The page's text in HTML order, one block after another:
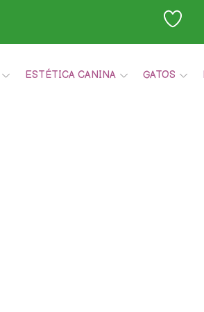
ESTÉTICA CANINA GATOS